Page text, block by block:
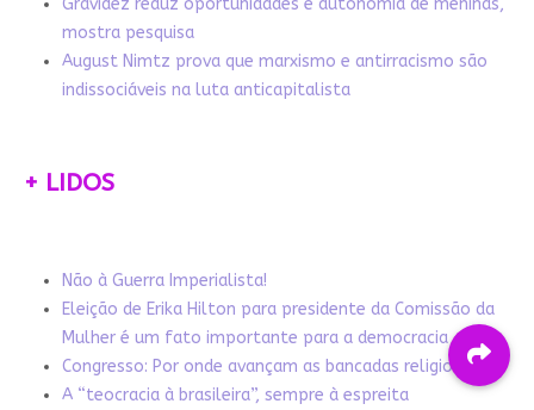
Gravidez reduz oportunidades e autonomia de meninas,
mostra pesquisa
August Nimtz prova que marxismo e antirracismo são
indissociáveis na luta anticapitalista
+ LIDOS
Não à Guerra Imperialista!
Eleição de Erika Hilton para presidente da Comissão da
Mulher é um fato importante para a democracia
Congresso: Por onde avançam as bancadas religiosas
A “teocracia à brasileira”, sempre à espreita